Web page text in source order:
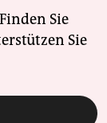
Sie
Sie